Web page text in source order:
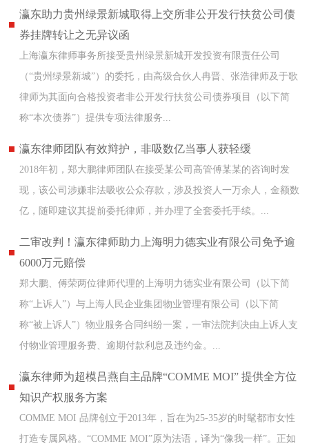
瀛东助力贵州绿景新城取得上交所非公开发行扶贫公司债
券挂牌转让之无异议函
上海瀛东律师事务所接受贵州绿景新城开发投资有限责任公司
（“贵州绿景新城”）的委托，由高级合伙人冉晋、张浩律师及于歌
律师为其面向合格投资者非公开发行扶贫公司债券项目（以下简
称“本次债券”）提供专项法律服务...
瀛东律师团队有效辩护，非吸数亿当事人获轻缓
2018年初，郑大鹏律师团队在接受某公司高管傅某某的咨询时发
现，该公司涉嫌非法吸收公众存款，涉及投资人一万余人，金额数
亿，随即建议其提前委托律师，并办理了全套委托手续。...
二审改判！瀛东律师助力上海明力德实业有限公司免予逾
6000万元赔偿
郑大鹏、傅荣两位律师代理的上海明力德实业有限公司（以下简
称“上诉人”）与上海人民企业集团物业管理有限公司（以下简
称“被上诉人”）物业服务合同纠纷一案，一审法院判决由上诉人支
付物业管理服务费、逾期付款利息及违约金。...
瀛东律师为超模吕燕自主品牌“COMME MOI” 提供全方位
知识产权服务方案
COMME MOI 品牌创立于2013年，旨在为25-35岁的时髦都市女性
打造专属风格。“COMME MOI”原为法语，译为“像我一样”。正如